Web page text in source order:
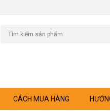
CÁCH MUA HÀNG